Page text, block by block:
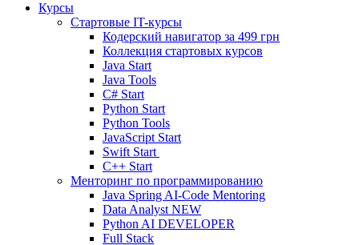
Курсы
Стартовые IT-курсы
Кодерский навигатор за 499 грн
Коллекция стартовых курсов
Java Start
Java Tools
C# Start
Python Start
Python Tools
JavaScript Start
Swift Start
C++ Start
Менторинг по программированию
Java Spring AI-Code Mentoring
Data Analyst NEW
Python AI DEVELOPER
Full Stack